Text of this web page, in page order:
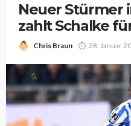
Neuer Stürmer
zahlt Schalke
Chris Braun 28. Januar